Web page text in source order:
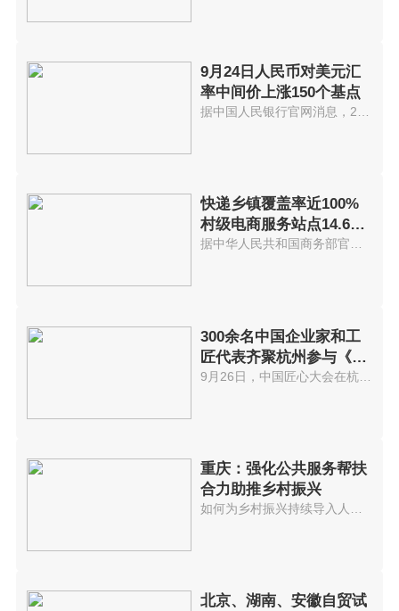
9月24日人民币对美元汇
率中间价上涨150个基点
据中国人民银行官网消息，24日人...
快递乡镇覆盖率近100%
村级电商服务站点14.6万
个
据中华人民共和国商务部官网消息...
300余名中国企业家和工
匠代表齐聚杭州参与《中
国匠心大会》
9月26日，中国匠心大会在杭州隆...
重庆：强化公共服务帮扶
合力助推乡村振兴
北京、湖南、安徽自贸试